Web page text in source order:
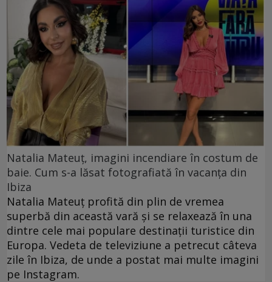
Natalia Mateuț, imagini incendiare în costum de
baie. Cum s-a lăsat fotografiată în vacanța din
Ibiza
Natalia Mateuț profită din plin de vremea
superbă din această vară și se relaxează în una
dintre cele mai populare destinații turistice din
Europa. Vedeta de televiziune a petrecut câteva
zile în Ibiza, de unde a postat mai multe imagini
pe Instagram.